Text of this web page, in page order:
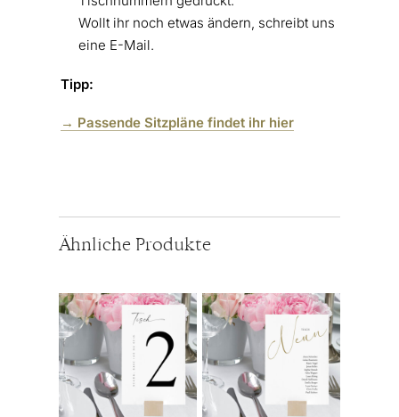
Wollt ihr noch etwas ändern, schreibt uns
eine E-Mail.
Tipp:
→ Passende Sitzpläne findet ihr hier
Ähnliche Produkte